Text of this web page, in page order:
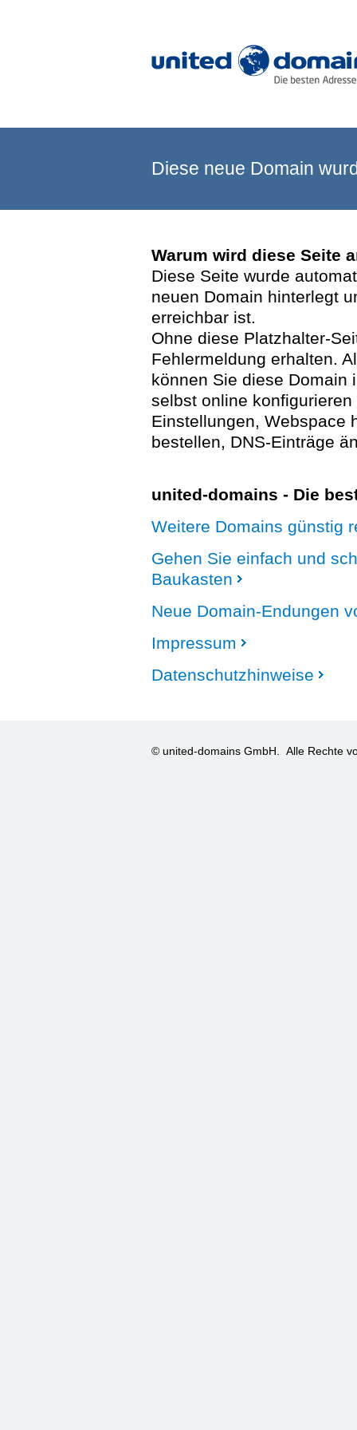
Diese neue Domain
Warum wird diese Seite
Diese Seite wurde
neuen Domain hinterlegt
erreichbar ist.
Ohne diese Platzhalter-
Fehlermeldung erhalten.
können Sie diese Domain
selbst online
Einstellungen, Webspace
bestellen, DNS-Einträge
united-domains - Die
Weitere Domains günstig
Gehen Sie einfach und
Baukasten
Neue Domain-Endungen
Impressum
Datenschutzhinweise
© united-domains GmbH. Alle Rechte